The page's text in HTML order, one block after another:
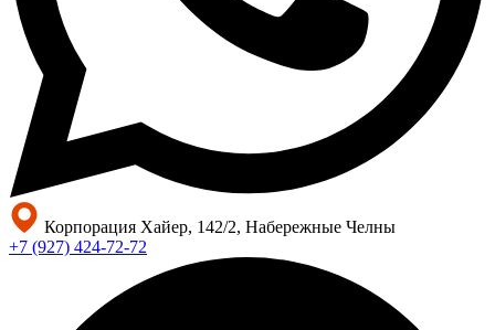
Корпорация Хайер, 142/2, Набережные Челны
+7 (927) 424-72-72